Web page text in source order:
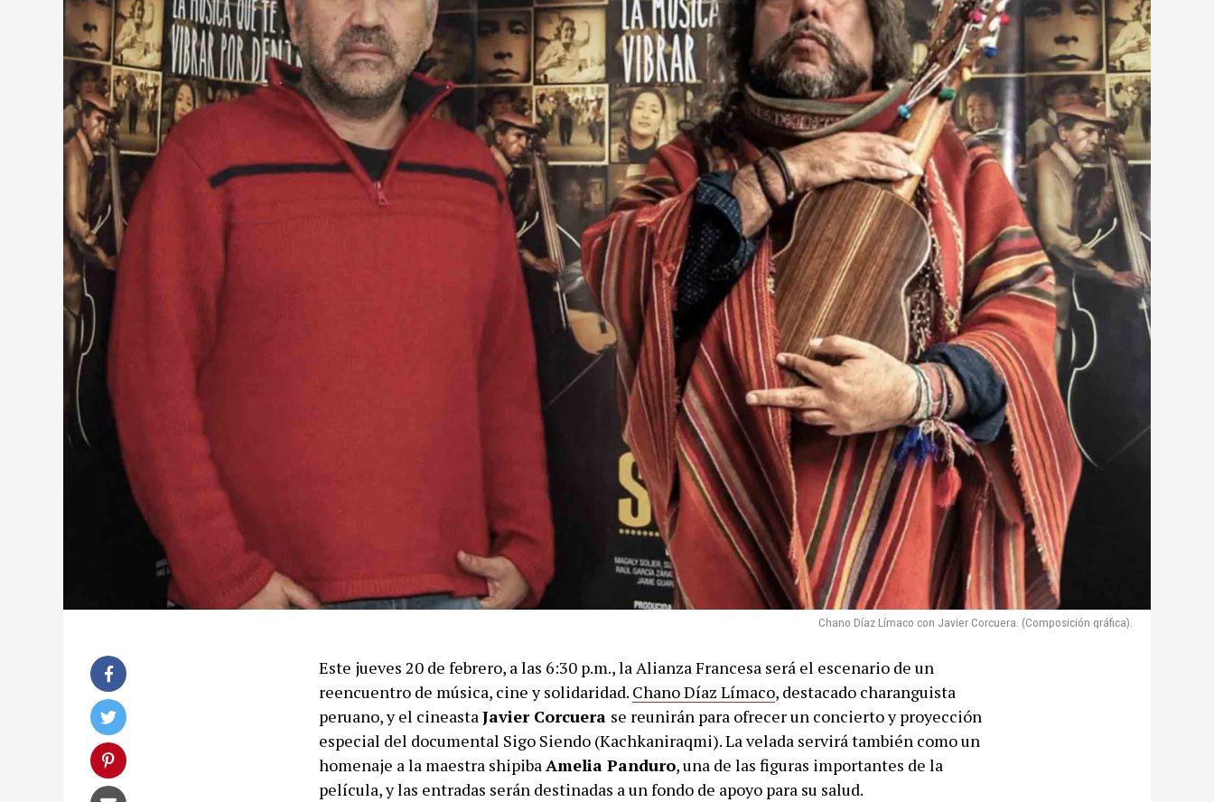
Chano Díaz Límaco con Javier Corcuera. (Composición gráfica).
Este jueves 20 de febrero, a las 6:30 p.m., la Alianza Francesa será el escenario de un
reencuentro de música, cine y solidaridad. Chano Díaz Límaco, destacado charanguista
peruano, y el cineastaJavier Corcuera se reunirán para ofrecer un concierto y proyección
especial del documental Sigo Siendo (Kachkaniraqmi). La velada servirá también como un
homenaje a la maestra shipibaAmelia Panduro, una de las figuras importantes de la
película, y las entradas serán destinadas a un fondo de apoyo para su salud.